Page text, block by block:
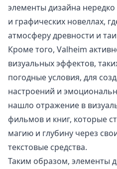
элементы дизайна
и графических новеллах,
атмосферу древности и
Кроме того, Valheim
визуальных эффектов,
погодные условия, для
настроений и
нашло отражение в
фильмов и книг, которые
магию и глубину через
текстовые средства.
Таким образом, элементы